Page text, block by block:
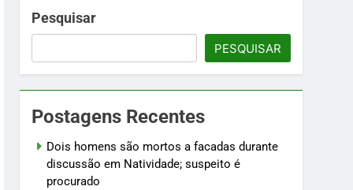
com Bob Esponja e Lula Molusco
Pesquisar
PESQUISAR
Postagens Recentes
Dois homens são mortos a facadas durante
discussão em Natividade; suspeito é
procurado